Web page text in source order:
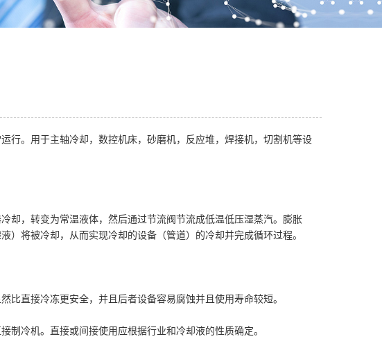
行。用于主轴冷却，数控机床，砂磨机，反应堆，焊接机，切割机等设
却，转变为常温液体，然后通过节流阀节流成低温低压湿蒸汽。膨胀
）将被冷却，从而实现冷却的设备（管道）的冷却并完成循环过程。
比直接冷冻更安全，并且后者设备容易腐蚀并且使用寿命较短。
制冷机。直接或间接使用应根据行业和冷却液的性质确定。